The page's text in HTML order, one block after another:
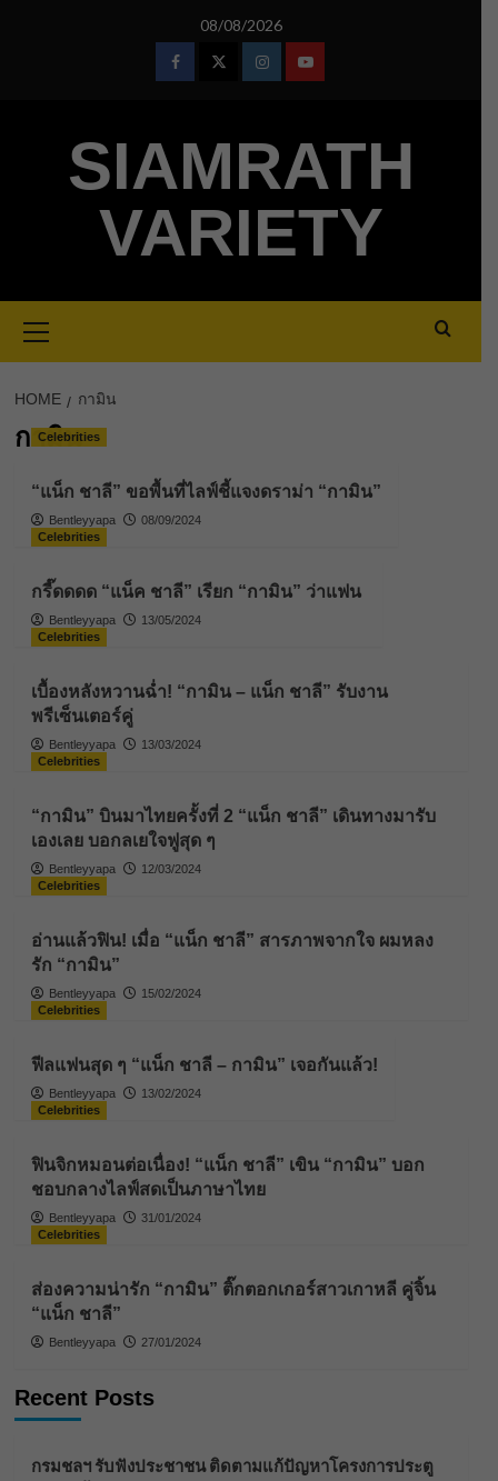
08/08/2026
FacebookTwitterInstagramYoutube
SIAMRATH
VARIETY
Menu
HOME กามิน
กามิน
Celebrities
“แน็ก ชาลี” ขอพื้นที่ไลฟ์ชี้แจงดราม่า “กามิน”
Bentleyyapa
08/09/2024
Celebrities
กรี๊ดดดด “แน็ค ชาลี” เรียก “กามิน” ว่าแฟน
Bentleyyapa
13/05/2024
Celebrities
เบื้องหลังหวานฉ่ำ! “กามิน – แน็ก ชาลี” รับงาน
พรีเซ็นเตอร์คู่
Bentleyyapa
13/03/2024
Celebrities
“กามิน” บินมาไทยครั้งที่ 2 “แน็ก ชาลี” เดินทางมารับ
เองเลย บอกลเยใจฟูสุด ๆ
Bentleyyapa
12/03/2024
Celebrities
อ่านแล้วฟิน! เมื่อ “แน็ก ชาลี” สารภาพจากใจ ผมหลง
รัก “กามิน”
Bentleyyapa
15/02/2024
Celebrities
ฟีลแฟนสุด ๆ “แน็ก ชาลี – กามิน” เจอกันแล้ว!
Bentleyyapa
13/02/2024
Celebrities
ฟินจิกหมอนต่อเนื่อง! “แน็ก ชาลี” เขิน “กามิน” บอก
ชอบกลางไลฟ์สดเป็นภาษาไทย
Bentleyyapa
31/01/2024
Celebrities
ส่องความน่ารัก “กามิน” ติ๊กตอกเกอร์สาวเกาหลี คู่จิ้น
“แน็ก ชาลี”
Bentleyyapa 27/01/2024
Recent Posts
กรมชลฯ รับฟังประชาชน ติดตามแก้ปัญหาโครงการประตู